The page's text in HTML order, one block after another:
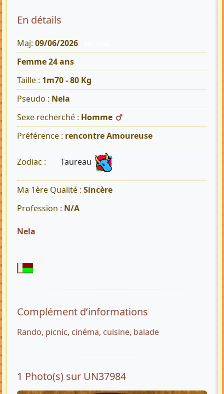
En détails
Maj: 09/06/2026
Femme 24 ans
Taille : 1m70 - 80 Kg
Pseudo : Nela
Sexe recherché : Homme
Préférence : rencontre Amoureuse
Zodiac : Taureau
Ma 1ère Qualité : Sincère
Profession : N/A
Nela
Complément d’informations
Rando, picnic, cinéma, cuisine, balade
1 Photo(s) sur UN37984